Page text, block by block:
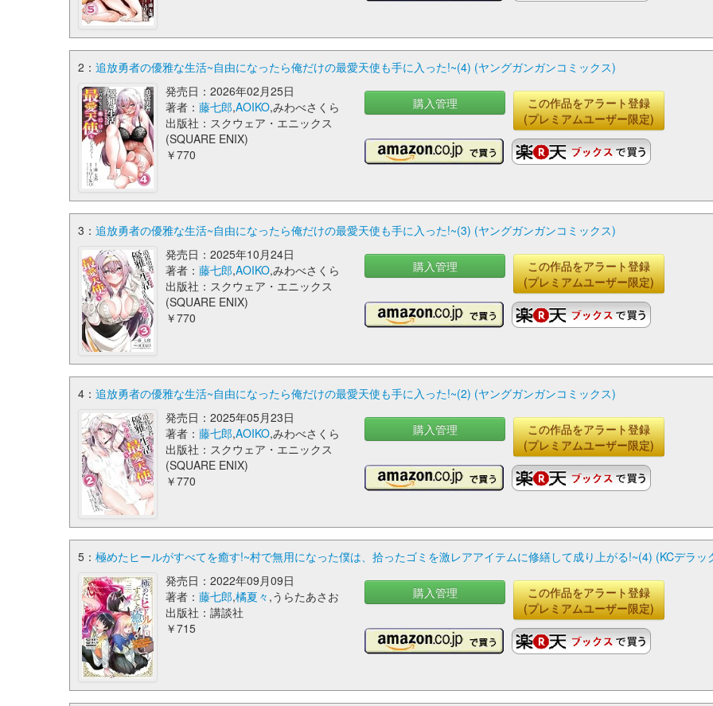
2： 追放勇者の優雅な生活~自由になったら俺だけの最愛天使も手に入った!~(4) (ヤングガンガンコミックス)
発売日：2026年02月25日
著者：藤七郎,AOIKO,みわべさくら
出版社：スクウェア・エニックス
(SQUARE ENIX)
￥770
購入管理
この作品をアラート登録
(プレミアムユーザー限定)
3： 追放勇者の優雅な生活~自由になったら俺だけの最愛天使も手に入った!~(3) (ヤングガンガンコミックス)
発売日：2025年10月24日
著者：藤七郎,AOIKO,みわべさくら
出版社：スクウェア・エニックス
(SQUARE ENIX)
￥770
購入管理
この作品をアラート登録
(プレミアムユーザー限定)
4： 追放勇者の優雅な生活~自由になったら俺だけの最愛天使も手に入った!~(2) (ヤングガンガンコミックス)
発売日：2025年05月23日
著者：藤七郎,AOIKO,みわべさくら
出版社：スクウェア・エニックス
(SQUARE ENIX)
￥770
購入管理
この作品をアラート登録
(プレミアムユーザー限定)
5： 極めたヒールがすべてを癒す!~村で無用になった僕は、拾ったゴミを激レアアイテムに修繕して成り上がる!~(4) (KCデラッ
発売日：2022年09月09日
著者：藤七郎,橘夏々 ,うらたあさお
出版社：講談社
￥715
購入管理
この作品をアラート登録
(プレミアムユーザー限定)